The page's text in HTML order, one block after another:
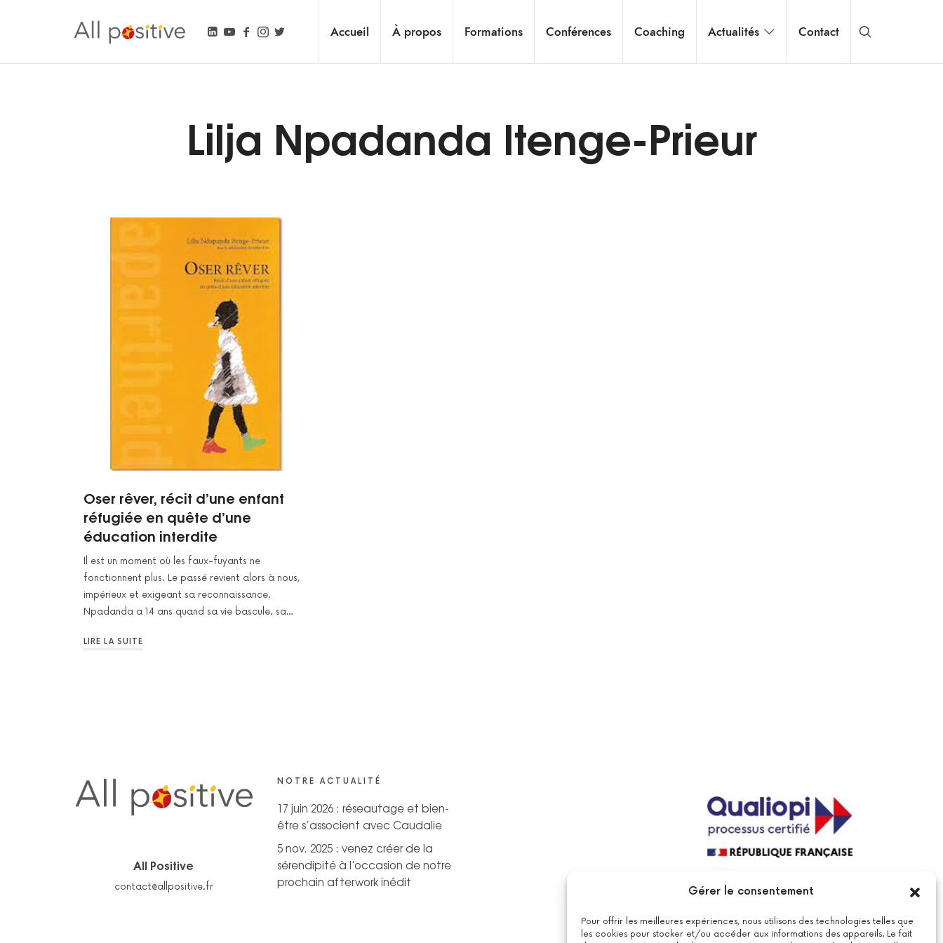
Gérer le consentement
Pour offrir les meilleures expériences, nous utilisons des technologies telles que
les cookies pour stocker et/ou accéder aux informations des appareils. Le fait
All Positive Accueil À propos Formations Conférences Coaching Actualités Contact
Lilja Npadanda Itenge-Prieur
Oser rêver, récit d’une enfant
réfugiée en quête d’une
éducation interdite
Il est un moment où les faux-fuyants ne
fonctionnent plus. Le passé revient alors à nous,
impérieux et exigeant sa reconnaissance.
Npadanda a 14 ans quand sa vie bascule. sa…
LIRE LA SUITE
All Positive
contact@allpositive.fr
NOTRE ACTUALITÉ
17 juin 2026 : réseautage et bien-
être s’associent avec Caudalie
5 nov. 2025 : venez créer de la
sérendipité à l’occasion de notre
prochain afterwork inédit
La certification qualité a été délivrée au
de formations.Voir le certificat